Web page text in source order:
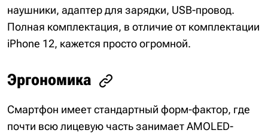
наушники, адаптер для зарядки, USB-провод.
Полная комплектация, в отличие от комплектации
iPhone 12, кажется просто огромной.
Эргономика
Смартфон имеет стандартный форм-фактор, где
почти всю лицевую часть занимает AMOLED-